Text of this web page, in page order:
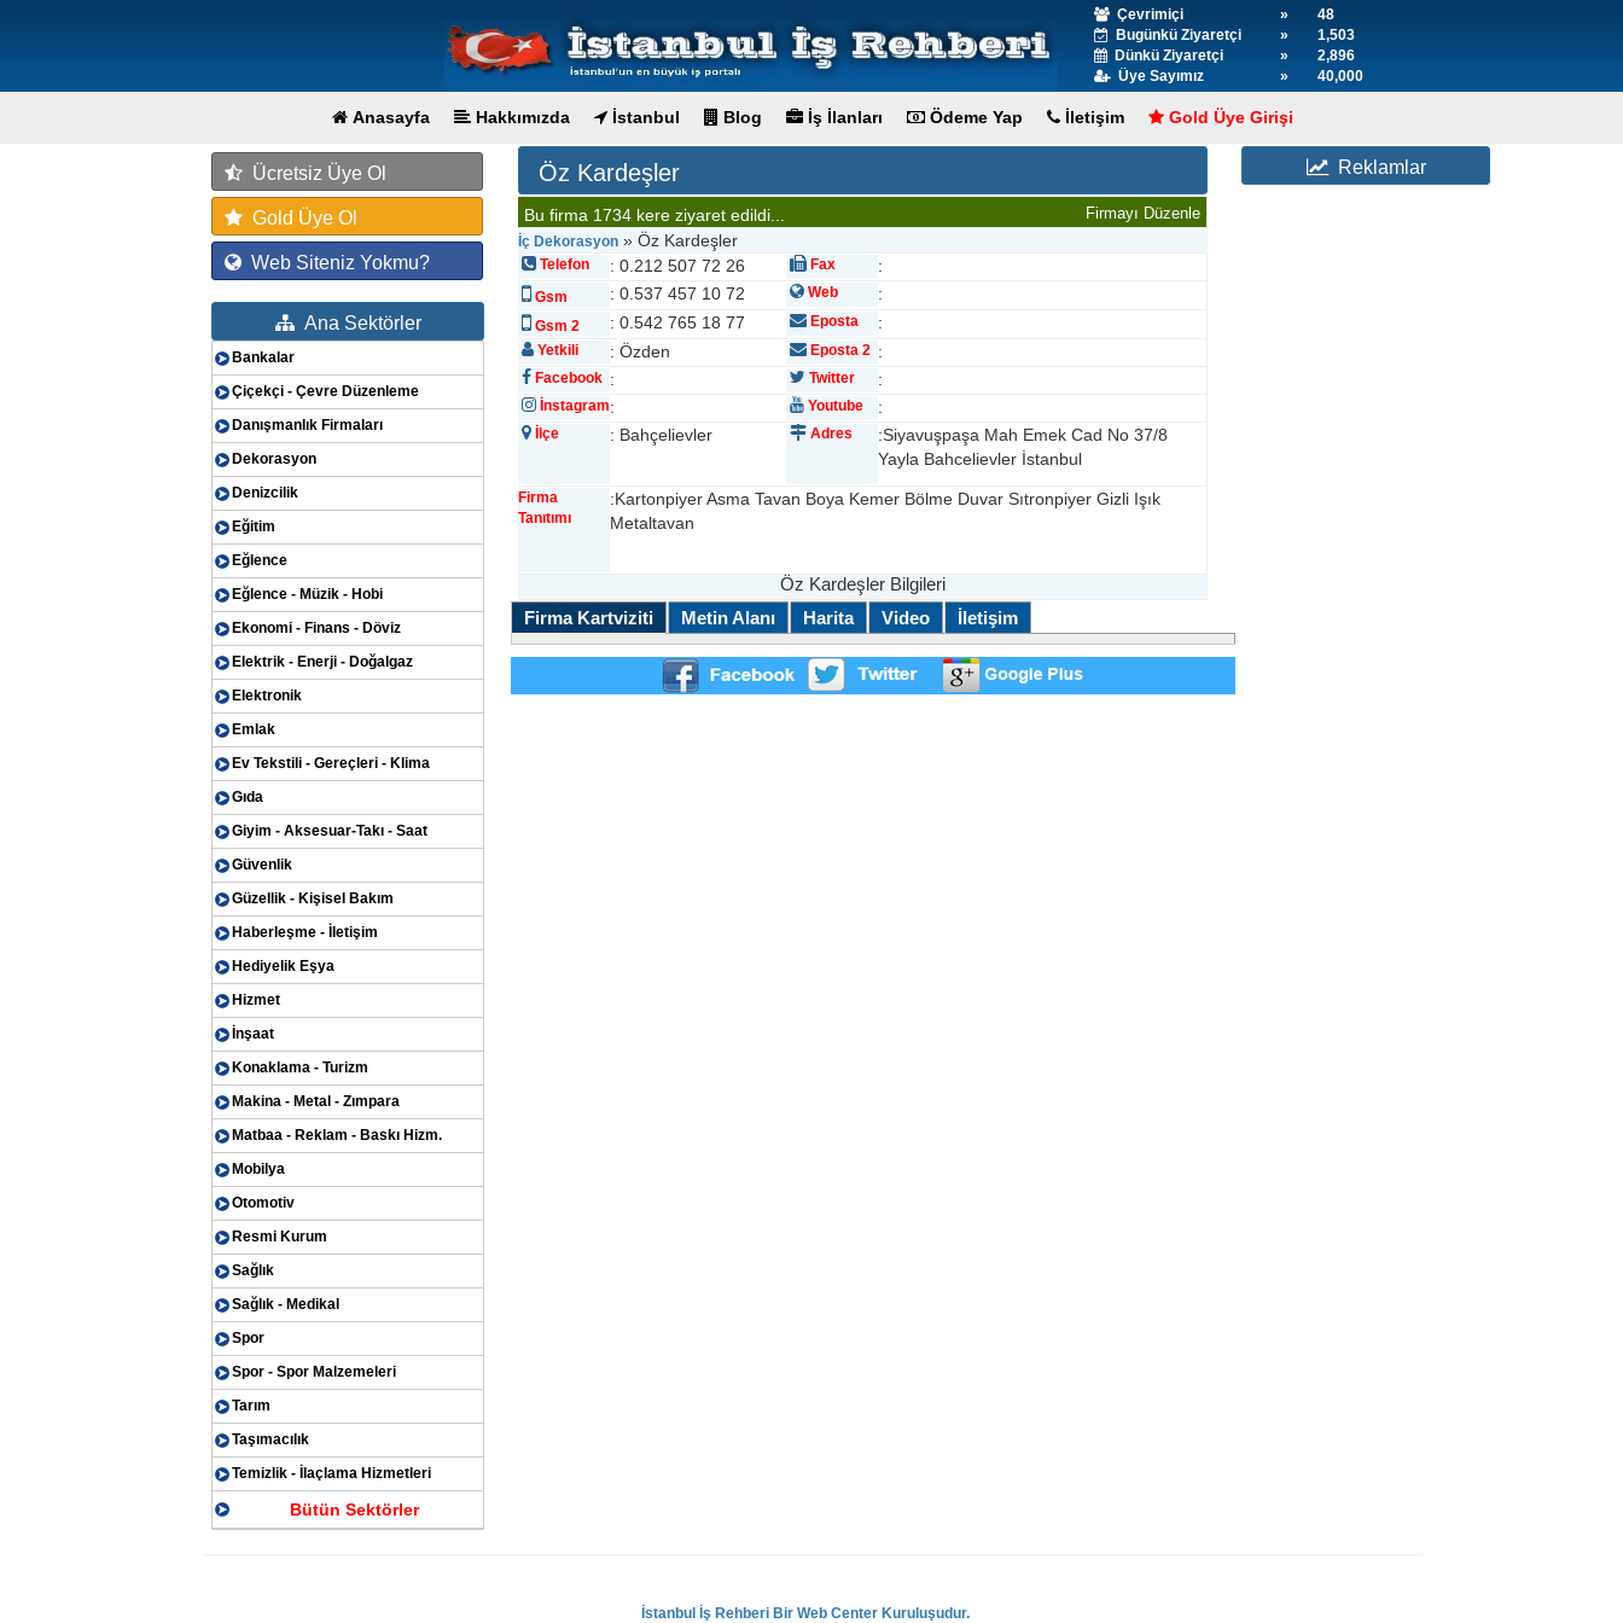
Çevrimiçi »
48
Bugünkü Ziyaretçi
»
1,503
Dünkü Ziyaretçi
»
2,896
Üye Sayımız
» 40,000
Anasayfa Hakkımızda İstanbul Blog İş İlanları Ödeme Yap İletişim Gold Üye Girişi
Ücretsiz Üye Ol
Gold Üye Ol
Web Siteniz Yokmu?
Ana Sektörler
Bankalar
Çiçekçi - Çevre Düzenleme
Danışmanlık Firmaları
Dekorasyon
Denizcilik
Eğitim
Eğlence
Eğlence - Müzik - Hobi
Ekonomi - Finans - Döviz
Elektrik - Enerji - Doğalgaz
Elektronik
Emlak
Ev Tekstili - Gereçleri - Klima
Gıda
Giyim - Aksesuar-Takı - Saat
Güvenlik
Güzellik - Kişisel Bakım
Haberleşme - İletişim
Hediyelik Eşya
Hizmet
İnşaat
Konaklama - Turizm
Makina - Metal - Zımpara
Matbaa - Reklam - Baskı Hizm.
Mobilya
Otomotiv
Resmi Kurum
Sağlık
Sağlık - Medikal
Spor
Spor - Spor Malzemeleri
Tarım
Taşımacılık
Temizlik - İlaçlama Hizmetleri
Bütün Sektörler
Öz Kardeşler
Bu firma 1734 kere ziyaret edildi... Firmayı Düzenle
İç Dekorasyon » Öz Kardeşler
Telefon : 0.212 507 72 26 Fax :
Gsm : 0.537 457 10 72 Web :
Gsm 2 : 0.542 765 18 77 Eposta :
Yetkili : Özden Eposta 2 :
Facebook : Twitter :
İnstagram: Youtube :
İlçe : Bahçelievler Adres
:Siyavuşpaşa Mah Emek Cad No 37/8
Yayla Bahcelievler İstanbul
Firma
Tanıtımı
:Kartonpiyer Asma Tavan Boya Kemer Bölme Duvar Sıtronpiyer Gizli Işık
Metaltavan
Öz Kardeşler Bilgileri
Firma Kartviziti
Metin Alanı Harita Video İletişim
Reklamlar
İstanbul İş Rehberi Bir Web Center Kuruluşudur.